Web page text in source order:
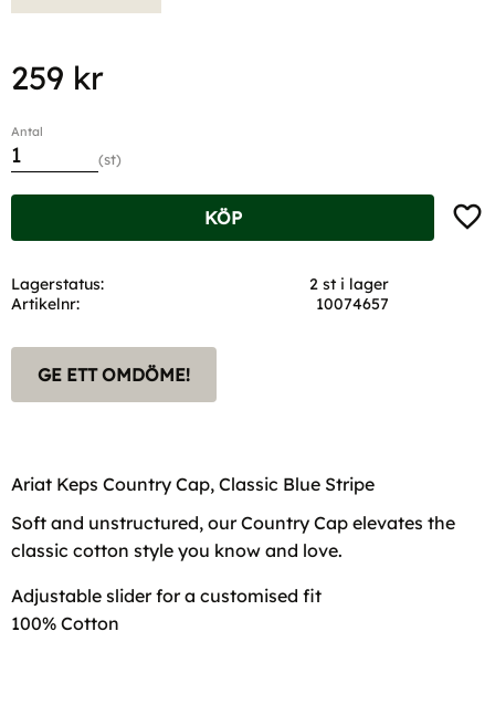
259 kr
Antal
st
KÖP
Lagerstatus
2 st i lager
Artikelnr
10074657
GE ETT OMDÖME!
Ariat Keps Country Cap, Classic Blue Stripe
Soft and unstructured, our Country Cap elevates the
classic cotton style you know and love.
Adjustable slider for a customised fit
100% Cotton